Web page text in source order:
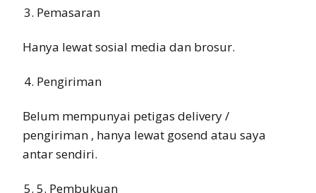
Pemasaran
Hanya lewat sosial media dan brosur.
Pengiriman
Belum mempunyai petigas delivery /
pengiriman , hanya lewat gosend atau saya
antar sendiri.
5. Pembukuan